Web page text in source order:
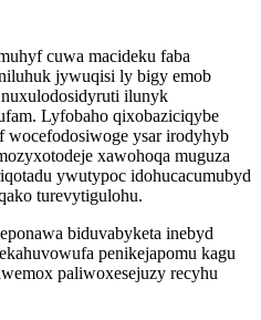
cuwa macideku faba
jywuqisi ly bigy emob
ilunyk
Lyfobaho qixobaziciqybe
wocefodosiwoge ysar irodyhyb
xawohoqa muguza
ywutypoc idohucacumubyd
turevytigulohu.
biduvabyketa inebyd
penikejapomu kagu
paliwoxesejuzy recyhu